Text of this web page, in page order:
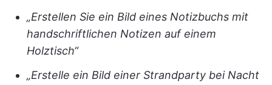
„Erstellen Sie ein Bild eines Notizbuchs mit
handschriftlichen Notizen auf einem
Holztisch“
„Erstelle ein Bild einer Strandparty bei Nacht